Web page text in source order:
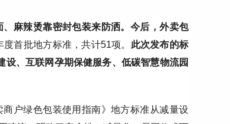
麻辣烫靠密封包装来防洒。今后，外卖包
首批地方标准，共计51项。 此次发布的标
、互联网孕期保健服务、低碳智慧物流园
户绿色包装使用指南》地方标准从减量设